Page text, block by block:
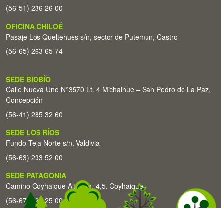
(56-51) 236 26 00
OFICINA CHILOÉ
Pasaje Los Queltehues s/n, sector de Putemun, Castro
(56-65) 263 65 74
SEDE BIOBÍO
Calle Nueva Uno N°3570 Lt. 4 Michaihue – San Pedro de La Paz,
Concepción
(56-41) 285 32 60
SEDE LOS RÍOS
Fundo Teja Norte s/n. Valdivia
(56-63) 233 52 00
SEDE PATAGONIA
Camino Coyhaique Alto Km. 4,5. Coyhaique
(56-67) 226 25 00